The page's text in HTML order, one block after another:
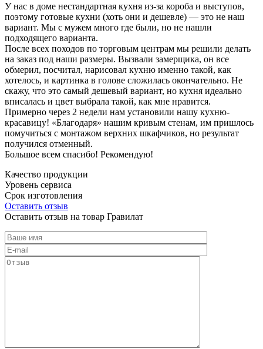
У нас в доме нестандартная кухня из-за короба и выступов,
поэтому готовые кухни (хоть они и дешевле) — это не наш
вариант. Мы с мужем много где были, но не нашли
подходящего варианта.
После всех походов по торговым центрам мы решили делать
на заказ под наши размеры. Вызвали замерщика, он все
обмерил, посчитал, нарисовал кухню именно такой, как
хотелось, и картинка в голове сложилась окончательно. Не
скажу, что это самый дешевый вариант, но кухня идеально
вписалась и цвет выбрала такой, как мне нравится.
Примерно через 2 недели нам установили нашу кухню-
красавицу! «Благодаря» нашим кривым стенам, им пришлось
помучиться с монтажом верхних шкафчиков, но результат
получился отменный.
Большое всем спасибо! Рекомендую!
Качество продукции
Уровень сервиса
Срок изготовления
Оставить отзыв
Оставить отзыв на товар Гравилат